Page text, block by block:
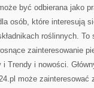
być odbierana jako
osób, które interesują
roślinnych.
zainteresowanie
Trendy i nowości.
może zainteresować